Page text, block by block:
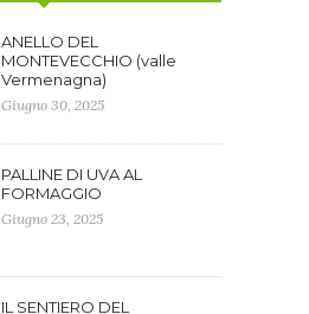
ANELLO DEL
MONTEVECCHIO (valle
Vermenagna)
Giugno 30, 2025
PALLINE DI UVA AL
FORMAGGIO
Giugno 23, 2025
IL SENTIERO DEL